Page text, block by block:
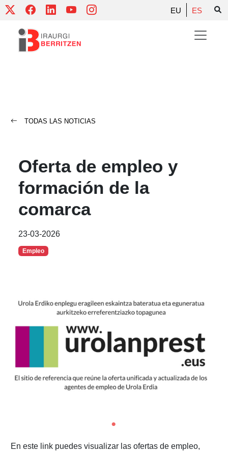
Skip
content
EU ES
TODAS LAS NOTICIAS
Oferta de empleo y
formación de la
comarca
23-03-2026
Empleo
En este link puedes visualizar las ofertas de empleo,